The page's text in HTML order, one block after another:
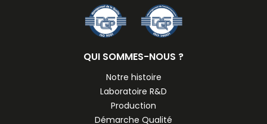
QUI SOMMES-NOUS ?
Notre histoire
Laboratoire R&D
Production
Démarche Qualité